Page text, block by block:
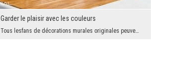
Garder le plaisir avec les couleurs
Tous lesfans de décorations murales originales peuvent se sentir vraiment satisfaits. On a crée u...